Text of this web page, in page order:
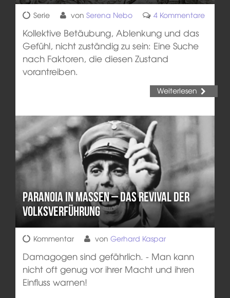
Serie von Serena Nebo 4 Kommentare
Kollektive Betäubung, Ablenkung und das
Gefühl, nicht zuständig zu sein: Eine Suche
nach Faktoren, die diesen Zustand
vorantreiben.
Weiterlesen
Paranoia in Massen – Das Revival der
Volksverführung
Kommentar von Gerhard Kaspar
Damagogen sind gefährlich. - Man kann
nicht oft genug vor ihrer Macht und ihren
Einfluss warnen!